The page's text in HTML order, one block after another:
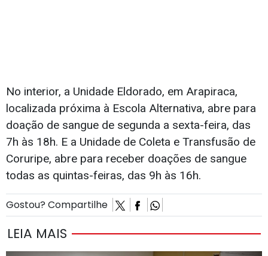
No interior, a Unidade Eldorado, em Arapiraca,
localizada próxima à Escola Alternativa, abre para
doação de sangue de segunda a sexta-feira, das
7h às 18h. E a Unidade de Coleta e Transfusão de
Coruripe, abre para receber doações de sangue
todas as quintas-feiras, das 9h às 16h.
Gostou? Compartilhe
LEIA MAIS